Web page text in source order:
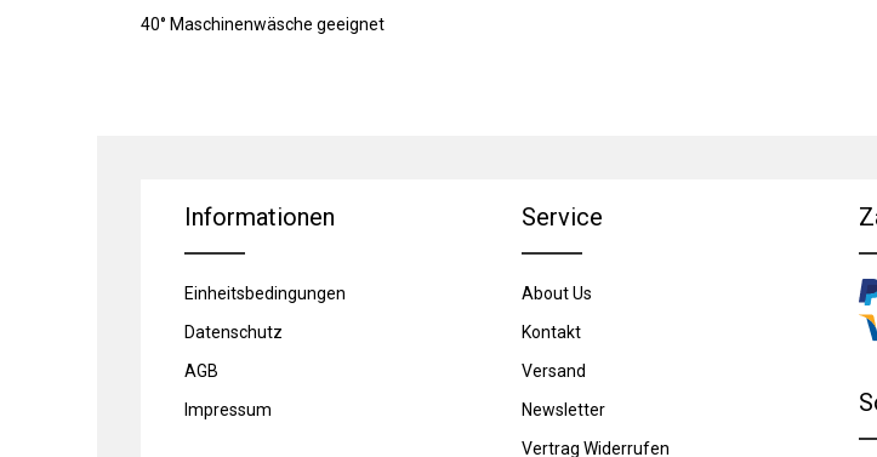
40° Maschinenwäsche geeignet
Informationen
Einheitsbedingungen
Datenschutz
AGB
Impressum
Service
About Us
Kontakt
Versand
Newsletter
Vertrag Widerrufen